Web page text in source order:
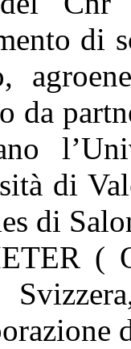
di
da
di
di
(